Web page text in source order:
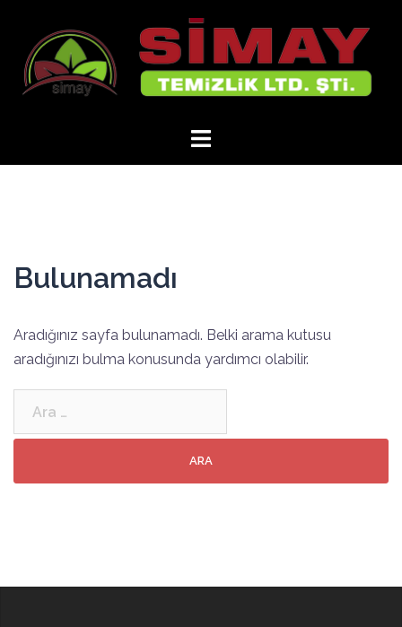
Bulunamadı
Aradığınız sayfa bulunamadı. Belki arama kutusu
aradığınızı bulma konusunda yardımcı olabilir.